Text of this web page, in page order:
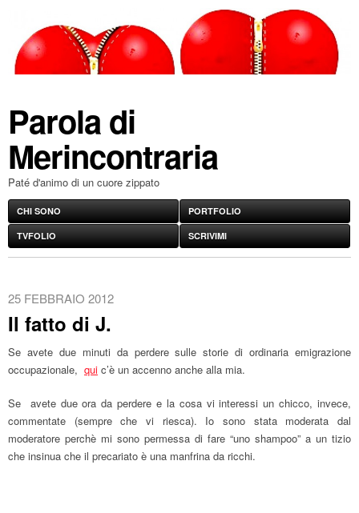
Parola di
Merincontraria
Paté d'animo di un cuore zippato
CHI SONO PORTFOLIO
TVFOLIO SCRIVIMI
25 FEBBRAIO 2012
Il fatto di J.
Se avete due minuti da perdere sulle storie di ordinaria emigrazione
occupazionale, qui c’è un accenno anche alla mia.
Se avete due ora da perdere e la cosa vi interessi un chicco, invece,
commentate (sempre che vi riesca). Io sono stata moderata dal
moderatore perchè mi sono permessa di fare “uno shampoo” a un tizio
che insinua che il precariato è una manfrina da ricchi.